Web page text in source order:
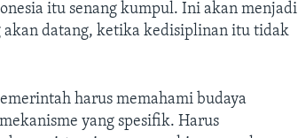
itu senang kumpul. Ini akan menjadi
akan datang, ketika kedisiplinan itu tidak
harus memahami budaya
yang spesifik. Harus